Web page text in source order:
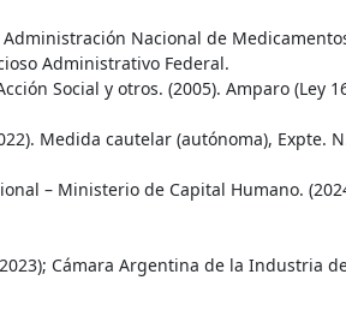
Nacional de
Administrativo Federal.
Social y otros. (2005). Amparo (Ley
Medida cautelar (autónoma),
– Ministerio de Capital Humano.
Cámara Argentina de la Industria